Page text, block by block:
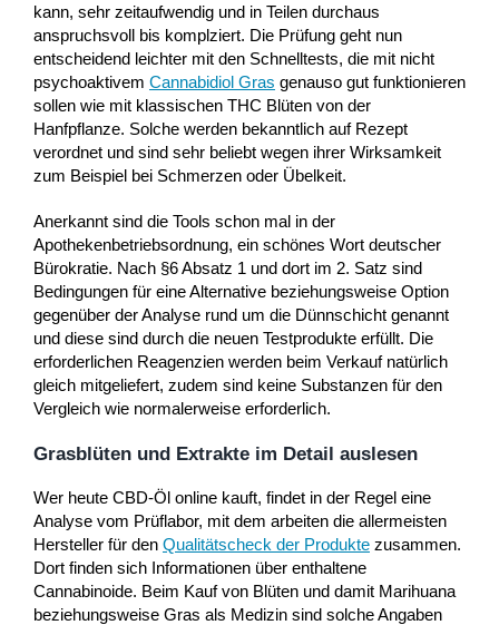
kann, sehr zeitaufwendig und in Teilen durchaus
anspruchsvoll bis komplziert. Die Prüfung geht nun
entscheidend leichter mit den Schnelltests, die mit nicht
psychoaktivem Cannabidiol Gras genauso gut funktionieren
sollen wie mit klassischen THC Blüten von der
Hanfpflanze. Solche werden bekanntlich auf Rezept
verordnet und sind sehr beliebt wegen ihrer Wirksamkeit
zum Beispiel bei Schmerzen oder Übelkeit.
Anerkannt sind die Tools schon mal in der
Apothekenbetriebsordnung, ein schönes Wort deutscher
Bürokratie. Nach §6 Absatz 1 und dort im 2. Satz sind
Bedingungen für eine Alternative beziehungsweise Option
gegenüber der Analyse rund um die Dünnschicht genannt
und diese sind durch die neuen Testprodukte erfüllt. Die
erforderlichen Reagenzien werden beim Verkauf natürlich
gleich mitgeliefert, zudem sind keine Substanzen für den
Vergleich wie normalerweise erforderlich.
Grasblüten und Extrakte im Detail auslesen
Wer heute CBD-Öl online kauft, findet in der Regel eine
Analyse vom Prüflabor, mit dem arbeiten die allermeisten
Hersteller für den Qualitätscheck der Produkte zusammen.
Dort finden sich Informationen über enthaltene
Cannabinoide. Beim Kauf von Blüten und damit Marihuana
beziehungsweise Gras als Medizin sind solche Angaben